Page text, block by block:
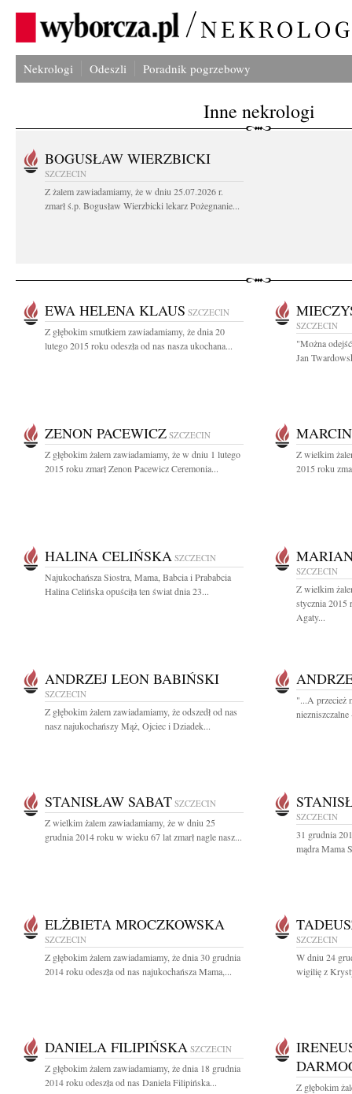
Nekrologi Odeszli Poradnik pogrzebowy
Inne nekrologi
BOGUSŁAW WIERZBICKI
SZCZECIN
Z żalem zawiadamiamy, że w dniu 25.07.2026 r.
zmarł ś.p. Bogusław Wierzbicki lekarz Pożegnanie...
EWA HELENA KLAUS SZCZECIN
Z głębokim smutkiem zawiadamiamy, że dnia 20
lutego 2015 roku odeszła od nas nasza ukochana...
SZCZECIN
"Można
Jan
ZENON PACEWICZ SZCZECIN
Z głębokim żalem zawiadamiamy, że w dniu 1 lutego
2015 roku zmarł Zenon Pacewicz Ceremonia...
Z wielkim
2015 roku
HALINA CELIŃSKA SZCZECIN
Najukochańsza Siostra, Mama, Babcia i Prababcia
Halina Celińska opuściła ten świat dnia 23...
SZCZECIN
Z wielkim
stycznia 2015
Agaty...
ANDRZEJ LEON BABIŃSKI
SZCZECIN
Z głębokim żalem zawiadamiamy, że odszedł od nas
nasz najukochańszy Mąż, Ojciec i Dziadek...
"...A przecież
STANISŁAW SABAT SZCZECIN
Z wielkim żalem zawiadamiamy, że w dniu 25
grudnia 2014 roku w wieku 67 lat zmarł nagle nasz...
SZCZECIN
31 grudnia
mądra Mama
ELŻBIETA MROCZKOWSKA
SZCZECIN
Z głębokim żalem zawiadamiamy, że dnia 30 grudnia
2014 roku odeszła od nas najukochańsza Mama,...
SZCZECIN
W dniu 24
wigilię z
DANIELA FILIPIŃSKA SZCZECIN
Z głębokim żalem zawiadamiamy, że dnia 18 grudnia
2014 roku odeszła od nas Daniela Filipińska...
Z głębokim